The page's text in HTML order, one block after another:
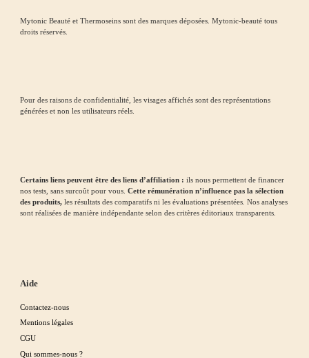
Mytonic Beauté et Thermoseins sont des marques déposées. Mytonic-beauté tous
droits réservés.
Pour des raisons de confidentialité, les visages affichés sont des représentations
générées et non les utilisateurs réels.
Certains liens peuvent être des liens d’affiliation : ils nous permettent de financer
nos tests, sans surcoût pour vous. Cette rémunération n’influence pas la sélection
des produits,les résultats des comparatifs ni les évaluations présentées. Nos analyses
sont réalisées de manière indépendante selon des critères éditoriaux transparents.
Aide
Contactez-nous
Mentions légales
CGU
Qui sommes-nous ?